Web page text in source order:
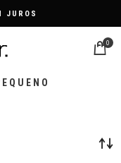
JUROS
0